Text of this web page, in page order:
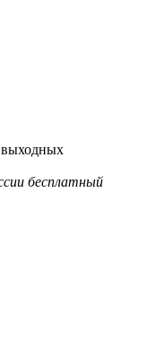
выходных
бесплатный